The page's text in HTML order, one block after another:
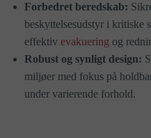
Forbedret beredskab:
beskyttelsesudstyr i kritiske
effektiv evakuering og
Robust og synligt design:
miljøer med fokus på
under varierende forhold.